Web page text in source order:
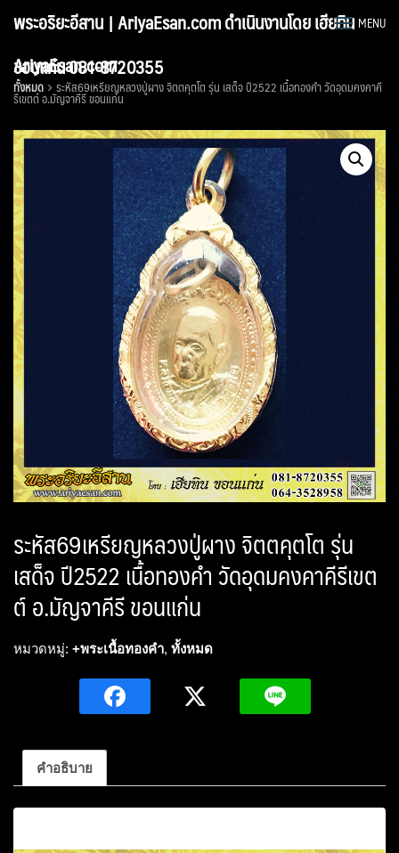
พระอริยะอีสาน | AriyaEsan.com ดำเนินงานโดย เฮียทิน
ขอนแก่น 081-8720355
MENU
AriyaEsan.com
ทั้งหมด ระหัส69เหรียญหลวงปู่ผาง จิตตคุตโต รุ่น เสด็จ ปี2522 เนื้อทองคำ วัดอุดมคงคาคี
รีเขตต์ อ.มัญจาคีรี ขอนแก่น
ระหัส69เหรียญหลวงปู่ผาง จิตตคุตโต รุ่น
เสด็จ ปี2522 เนื้อทองคำ วัดอุดมคงคาคีรีเขต
ต์ อ.มัญจาคีรี ขอนแก่น
หมวดหมู่: +พระเนื้อทองคำ, ทั้งหมด
คำอธิบาย